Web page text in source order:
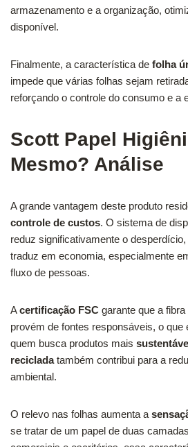
armazenamento e a organização,
disponível.
Finalmente, a característica de folha
impede que várias folhas sejam
reforçando o controle do consumo e a
Scott Papel
Mesmo? Análise
A grande vantagem deste produto
controle de custos. O sistema de
reduz significativamente o
traduz em economia, especialmente
fluxo de pessoas.
Acertificação FSC garante que a
provém de fontes responsáveis, o que
quem busca produtos mais
recicladatambém contribui para a
ambiental.
O relevo nas folhas aumenta a
se tratar de um papel de duas